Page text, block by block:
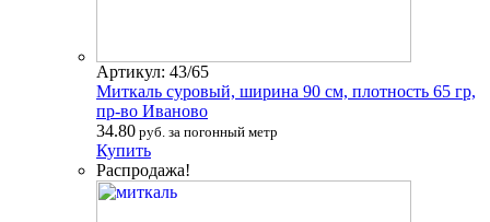
Артикул: 43/65
Миткаль суровый, ширина 90 см, плотность 65 гр,
пр-во Иваново
34.80 руб. за погонный метр
Купить
Распродажа!